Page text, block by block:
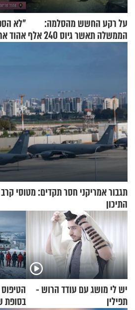
על רקע החשש מהסלמה:
הממשלה תאשר גיוס 240 אלף
"לא
אהוד
תגבור אמריקני חסר תקדים: מטוסי
התיכון
יש לי מושג עם עודד הרוש -
תפילין
בסופת